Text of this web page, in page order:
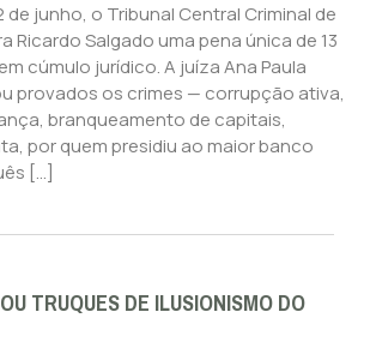
de junho, o Tribunal Central Criminal de
Ricardo Salgado uma pena única de 13
cúmulo jurídico. A juíza Ana Paula
provados os crimes — corrupção ativa,
branqueamento de capitais,
por quem presidiu ao maior banco
[…]
TRUQUES DE ILUSIONISMO DO